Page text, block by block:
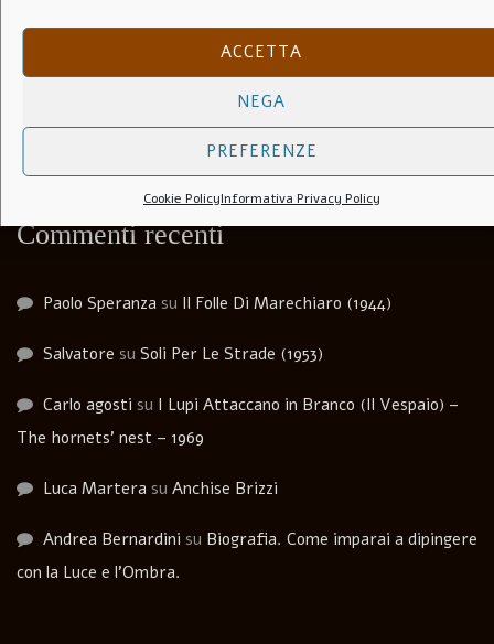
ACCETTA
NEGA
PREFERENZE
Cookie PolicyInformativa Privacy Policy
Terra latina
Commenti recenti
Paolo Speranza su Il Folle Di Marechiaro (1944)
Salvatore su Soli Per Le Strade (1953)
Carlo agosti su I Lupi Attaccano in Branco (Il Vespaio) –
The hornets’ nest – 1969
Luca Martera su Anchise Brizzi
Andrea Bernardini su Biografia. Come imparai a dipingere
con la Luce e l’Ombra.